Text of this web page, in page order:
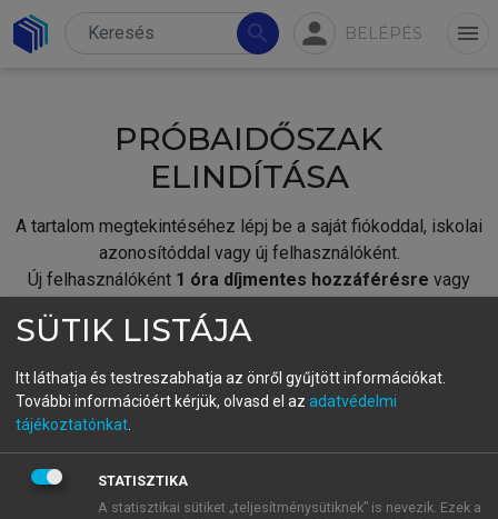
search person BELÉPÉS menu
PRÓBAIDŐSZAK
ELINDÍTÁSA
A tartalom megtekintéséhez lépj be a saját fiókoddal, iskolai
azonosítóddal vagy új felhasználóként.
Új felhasználóként 1 óra díjmentes hozzáférésre vagy
fiókoddal,vagy hozz létre új fiókot.
A regisztráció után apróbaidőszakautomatikusan
BELÉPÉS SAJÁT FIÓKKAL
SÜTIK LISTÁJA
Itt láthatja és testreszabhatja az önről gyűjtött információkat.
További információért kérjük, olvasd el az adatvédelmi
tájékoztatónkat
STATISZTIKA
A statisztikai sütiket „teljesítménysütiknek” is nevezik. Ezek a